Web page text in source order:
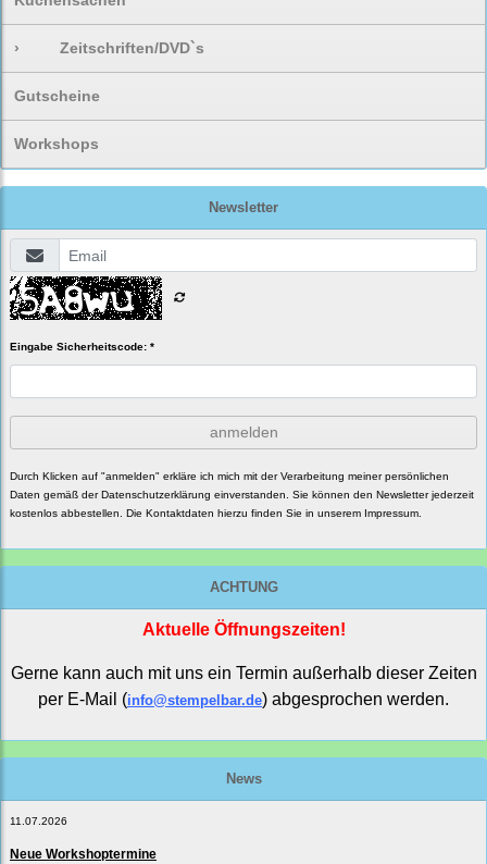
› Zeitschriften/DVD`s
Gutscheine
Workshops
Newsletter
Eingabe Sicherheitscode: *
anmelden
Durch Klicken auf "anmelden" erkläre ich mich mit der Verarbeitung meiner persönlichen
Daten gemäß der Datenschutzerklärung einverstanden. Sie können den Newsletter jederzeit
kostenlos abbestellen. Die Kontaktdaten hierzu finden Sie in unserem Impressum.
ACHTUNG
Aktuelle Öffnungszeiten!
Gerne kann auch mit uns ein Termin außerhalb dieser Zeiten
per E-Mail (info@stempelbar.de) abgesprochen werden.
News
11.07.2026
Neue Workshoptermine